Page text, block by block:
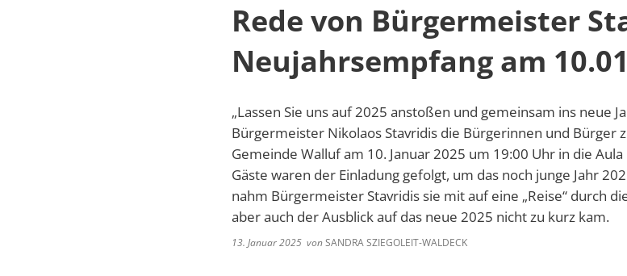
Rede von Bürgermeister
Neujahrsempfang am
„Lassen Sie uns auf 2025 anstoßen und gemeinsam ins neue
Bürgermeister Nikolaos Stavridis die Bürgerinnen und Bürger
Gemeinde Walluf am 10. Januar 2025 um 19:00 Uhr in die
Gäste waren der Einladung gefolgt, um das noch junge Jahr
nahm Bürgermeister Stavridis sie mit auf eine „Reise“ durch
aber auch der Ausblick auf das neue 2025 nicht zu kurz kam.
13. Januar 2025 vonSANDRA SZIEGOLEIT-WALDECK